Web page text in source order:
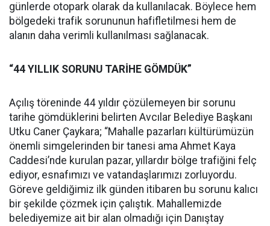
günlerde otopark olarak da kullanılacak. Böylece hem
bölgedeki trafik sorununun hafifletilmesi hem de
alanın daha verimli kullanılması sağlanacak.
“44 YILLIK SORUNU TARİHE GÖMDÜK”
Açılış töreninde 44 yıldır çözülemeyen bir sorunu
tarihe gömdüklerini belirten Avcılar Belediye Başkanı
Utku Caner Çaykara; “Mahalle pazarları kültürümüzün
önemli simgelerinden bir tanesi ama Ahmet Kaya
Caddesi’nde kurulan pazar, yıllardır bölge trafiğini felç
ediyor, esnafımızı ve vatandaşlarımızı zorluyordu.
Göreve geldiğimiz ilk günden itibaren bu sorunu kalıcı
bir şekilde çözmek için çalıştık. Mahallemizde
belediyemize ait bir alan olmadığı için Danıştay